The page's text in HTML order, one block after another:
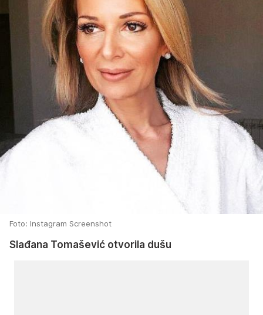
Foto: Instagram Screenshot
Slađana Tomašević otvorila dušu